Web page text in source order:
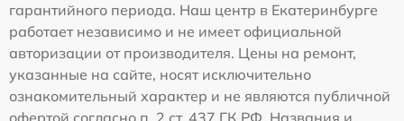
гарантийного периода. Наш центр в Екатеринбурге
работает независимо и не имеет официальной
авторизации от производителя. Цены на ремонт,
указанные на сайте, носят исключительно
ознакомительный характер и не являются публичной